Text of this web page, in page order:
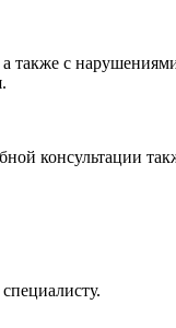
с
консультации